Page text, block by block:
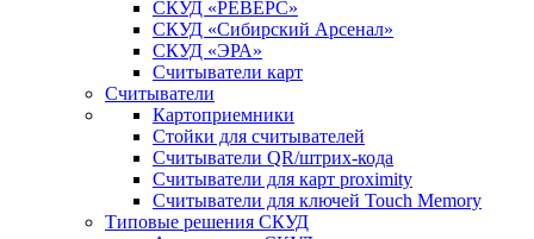
СКУД «РЕВЕРС»
СКУД «Сибирский Арсенал»
СКУД «ЭРА»
Считыватели карт
Считыватели
Картоприемники
Стойки для считывателей
Считыватели QR/штрих-кода
Считыватели для карт proximity
Считыватели для ключей Touch Memory
Типовые решения СКУД